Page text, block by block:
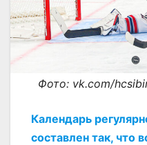
Фото: vk.com/
Календарь
составлен так, что